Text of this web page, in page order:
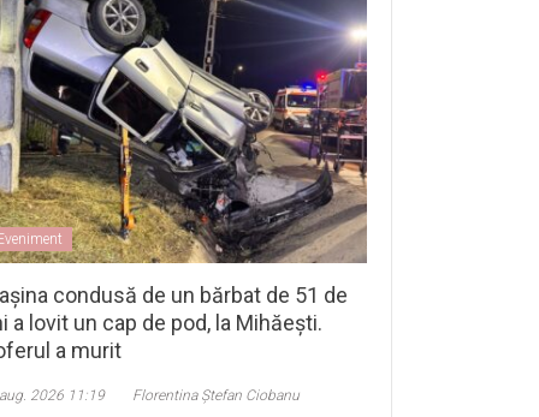
condusă de un bărbat de 51 de
a lovit un cap de pod, la Mihăești.
a murit
2026 11:19 Florentina Ștefan Ciobanu